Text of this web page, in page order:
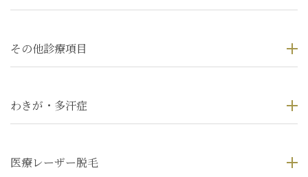
その他診療項目
わきが・多汗症
医療レーザー脱毛